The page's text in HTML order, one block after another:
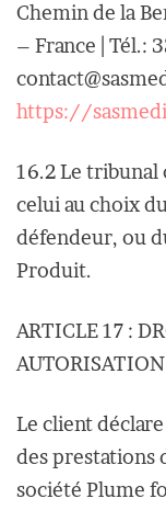
Chemin de la
– France | Tél.:
https://
16.2 Le tribunal
celui au choix
défendeur, ou
Produit.
ARTICLE 17 :
Le client
des prestations
société Plume